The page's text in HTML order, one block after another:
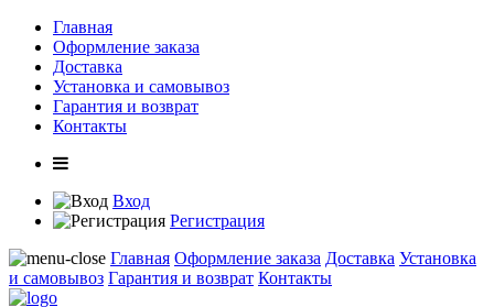
Главная
Оформление заказа
Доставка
Установка и самовывоз
Гарантия и возврат
Контакты
Вход
Регистрация
Главная Оформление заказа Доставка Установка
и самовывоз Гарантия и возврат Контакты